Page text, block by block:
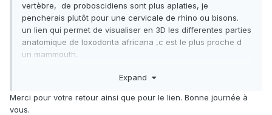
vertèbre, de proboscidiens sont plus aplaties, je
pencherais plutôt pour une cervicale de rhino ou bisons.
un lien qui permet de visualiser en 3D les differentes parties
anatomique de loxodonta africana ,c est le plus proche d
un mammouth.
Expand
Merci pour votre retour ainsi que pour le lien. Bonne journée à
vous.